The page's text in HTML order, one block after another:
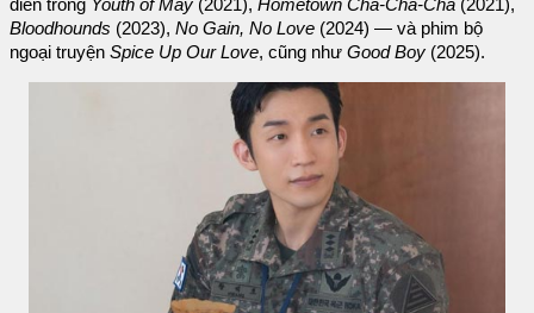
diễn trong Youth of May (2021), Hometown Cha-Cha-Cha (2021),
Bloodhounds (2023), No Gain, No Love (2024) — và phim bộ
ngoại truyện Spice Up Our Love, cũng như Good Boy (2025).